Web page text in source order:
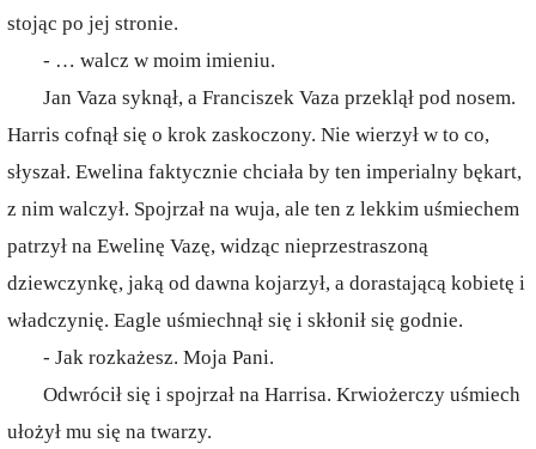
stojąc po jej stronie.
- … walcz w moim imieniu.
Jan Vaza syknął, a Franciszek Vaza przeklął pod nosem.
Harris cofnął się o krok zaskoczony. Nie wierzył w to co,
słyszał. Ewelina faktycznie chciała by ten imperialny bękart,
z nim walczył. Spojrzał na wuja, ale ten z lekkim uśmiechem
patrzył na Ewelinę Vazę, widząc nieprzestraszoną
dziewczynkę, jaką od dawna kojarzył, a dorastającą kobietę i
władczynię. Eagle uśmiechnął się i skłonił się godnie.
- Jak rozkażesz. Moja Pani.
Odwrócił się i spojrzał na Harrisa. Krwiożerczy uśmiech
ułożył mu się na twarzy.